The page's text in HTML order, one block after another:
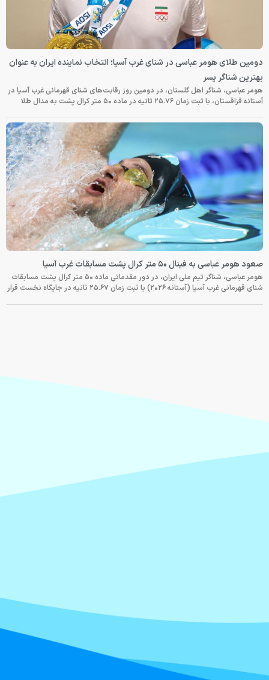
دومین طلای هومر عباسی در شنای غرب آسیا؛ انتخاب نماینده ایران به عنوان
بهترین شناگر پسر
هومر عباسی، شناگر اهل گلستان، در دومین روز رقابت‌های شنای قهرمانی غرب آسیا در
آستانه قزاقستان، با ثبت زمان ۲۵.۷۶ ثانیه در ماده ۵۰ متر کرال پشت به مدال طلا
صعود هومر عباسی به فینال ۵۰ متر کرال پشت مسابقات غرب آسیا
هومر عباسی، شناگر تیم ملی ایران، در دور مقدماتی ماده ۵۰ متر کرال پشت مسابقات
شنای قهرمانی غرب آسیا (آستانه ۲۰۲۶) با ثبت زمان ۲۵.۶۷ ثانیه در جایگاه نخست قرار